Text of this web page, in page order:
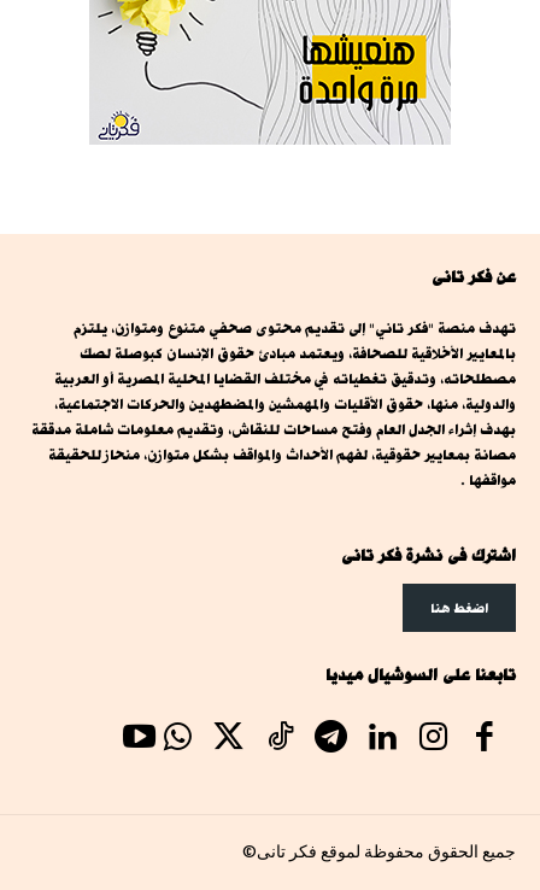
عن فكر تانى
تهدف منصة "فكر تاني" إلى تقديم محتوى صحفي متنوع ومتوازن، يلتزم
بالمعايير الأخلاقية للصحافة، ويعتمد مبادئ حقوق الإنسان كبوصلة لصك
مصطلحاته، وتدقيق تغطياته في مختلف القضايا المحلية المصرية أو العربية
والدولية، منها، حقوق الأقليات والمهمشين والمضطهدين والحركات الاجتماعية،
بهدف إثراء الجدل العام وفتح مساحات للنقاش، وتقديم معلومات شاملة مدققة
مصانة بمعايير حقوقية، لفهم الأحداث والمواقف بشكل متوازن، منحاز للحقيقة
مواقفها .
اشترك فى نشرة فكر تانى
اضغط هنا
تابعنا على السوشيال ميديا
جميع الحقوق محفوظة لموقع فكر تانى©